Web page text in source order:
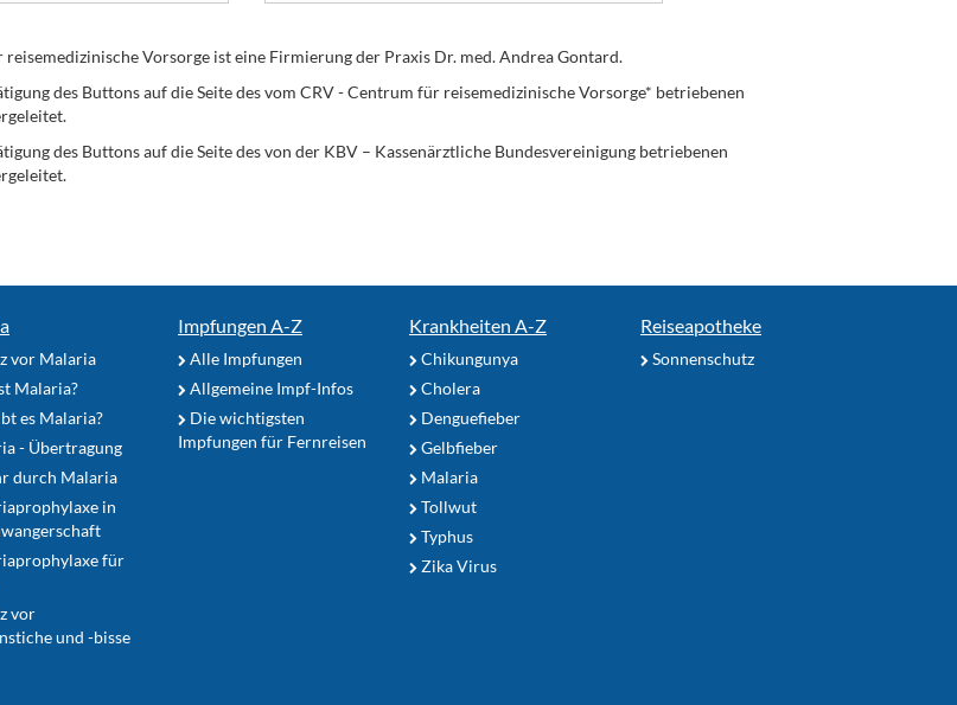
Vorsorge ist eine Firmierung der Praxis Dr. med. Andrea Gontard.
des Buttons auf die Seite des vom CRV - Centrum für reisemedizinische Vorsorge* betriebenen
des Buttons auf die Seite des von der KBV – Kassenärztliche Bundesvereinigung betriebenen
vor Malaria
Malaria?
es Malaria?
- Übertragung
durch Malaria
in
für
vor
und -bisse
Impfungen A-Z
Alle Impfungen
Allgemeine Impf-Infos
Die wichtigsten
Impfungen für Fernreisen
Krankheiten A-Z
Chikungunya
Cholera
Denguefieber
Gelbfieber
Malaria
Tollwut
Typhus
Zika Virus
Reiseapotheke
Sonnenschutz